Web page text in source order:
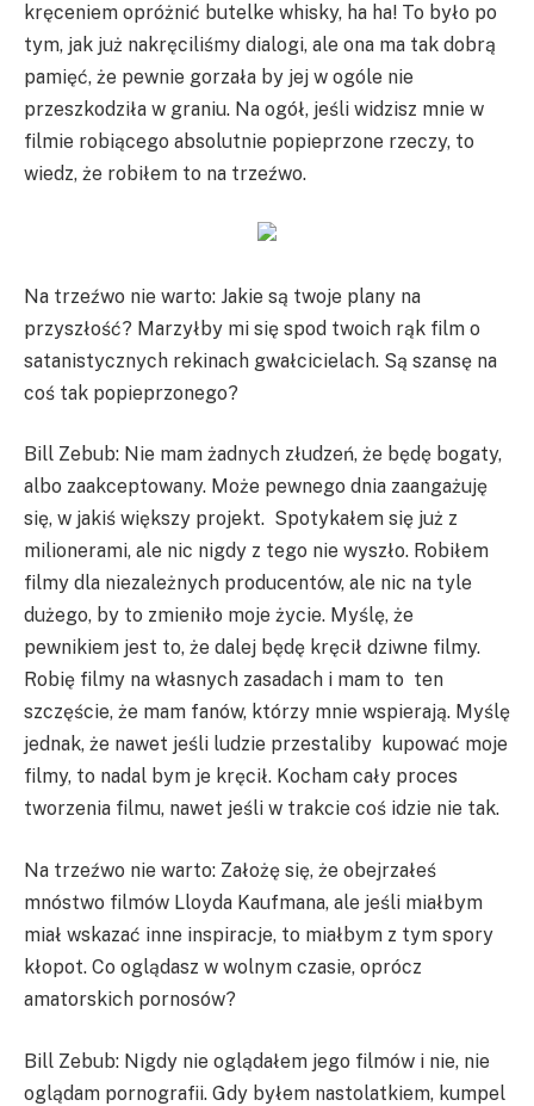
kręceniem opróżnić butelke whisky, ha ha! To było po
tym, jak już nakręciliśmy dialogi, ale ona ma tak dobrą
pamięć, że pewnie gorzała by jej w ogóle nie
przeszkodziła w graniu. Na ogół, jeśli widzisz mnie w
filmie robiącego absolutnie popieprzone rzeczy, to
wiedz, że robiłem to na trzeźwo.
Na trzeźwo nie warto: Jakie są twoje plany na
przyszłość? Marzyłby mi się spod twoich rąk film o
satanistycznych rekinach gwałcicielach. Są szansę na
coś tak popieprzonego?
Bill Zebub: Nie mam żadnych złudzeń, że będę bogaty,
albo zaakceptowany. Może pewnego dnia zaangażuję
się, w jakiś większy projekt. Spotykałem się już z
milionerami, ale nic nigdy z tego nie wyszło. Robiłem
filmy dla niezależnych producentów, ale nic na tyle
dużego, by to zmieniło moje życie. Myślę, że
pewnikiem jest to, że dalej będę kręcił dziwne filmy.
Robię filmy na własnych zasadach i mam to ten
szczęście, że mam fanów, którzy mnie wspierają. Myślę
jednak, że nawet jeśli ludzie przestaliby kupować moje
filmy, to nadal bym je kręcił. Kocham cały proces
tworzenia filmu, nawet jeśli w trakcie coś idzie nie tak.
Na trzeźwo nie warto: Założę się, że obejrzałeś
mnóstwo filmów Lloyda Kaufmana, ale jeśli miałbym
miał wskazać inne inspiracje, to miałbym z tym spory
kłopot. Co oglądasz w wolnym czasie, oprócz
amatorskich pornosów?
Bill Zebub: Nigdy nie oglądałem jego filmów i nie, nie
oglądam pornografii. Gdy byłem nastolatkiem, kumpel